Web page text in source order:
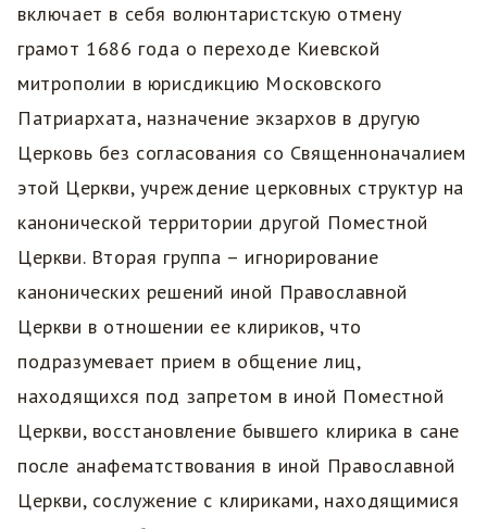
включает в себя волюнтаристскую отмену
грамот 1686 года о переходе Киевской
митрополии в юрисдикцию Московского
Патриархата, назначение экзархов в другую
Церковь без согласования со Священноначалием
этой Церкви, учреждение церковных структур на
канонической территории другой Поместной
Церкви. Вторая группа – игнорирование
канонических решений иной Православной
Церкви в отношении ее клириков, что
подразумевает прием в общение лиц,
находящихся под запретом в иной Поместной
Церкви, восстановление бывшего клирика в сане
после анафематствования в иной Православной
Церкви, сослужение с клириками, находящимися